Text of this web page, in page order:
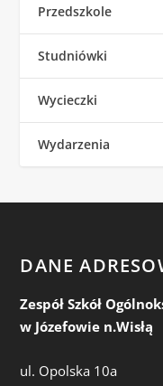
Przedszkole
Studniówki
Wycieczki
Wydarzenia
DANE
Zespół Szkół
w Józefowie n.Wisłą
ul. Opolska 10a